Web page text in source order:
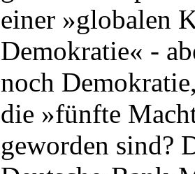
einer »globalen
Demokratie« -
noch
die »fünfte
geworden sind?